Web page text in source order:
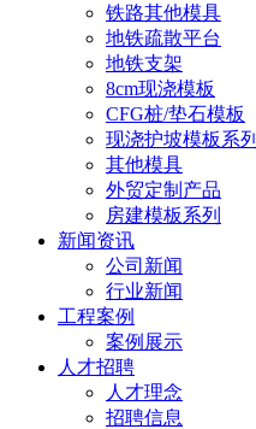
铁路其他模具
地铁疏散平台
地铁支架
8cm现浇模板
CFG桩/垫石模板
现浇护坡模板系列
其他模具
外贸定制产品
房建模板系列
新闻资讯
公司新闻
行业新闻
工程案例
案例展示
人才招聘
人才理念
招聘信息